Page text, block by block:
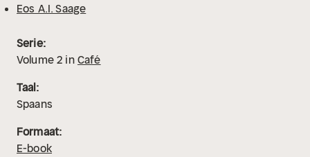
Eos A.I. Saage
Serie:
Volume2 in Café
Taal:
Spaans
Formaat:
E-book